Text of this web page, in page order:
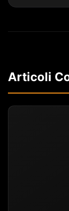
Articoli